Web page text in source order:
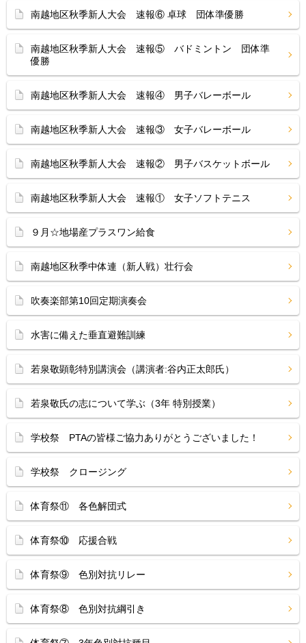
南越地区秋季新人大会 速報⑥ 卓球 団体準優勝
南越地区秋季新人大会 速報⑤ バドミントン 団体準
優勝
南越地区秋季新人大会 速報④ 男子バレーボール
南越地区秋季新人大会 速報③ 女子バレーボール
南越地区秋季新人大会 速報② 男子バスケットボール
南越地区秋季新人大会 速報① 女子ソフトテニス
９月☆地場産プラスワン給食
南越地区秋季中体連（新人戦）壮行会
吹奏楽部第10回定期演奏会
水害に備えた垂直避難訓練
若泉敬顕彰特別講演会（講演者:谷内正太郎氏）
若泉敬氏の志について学ぶ（3年 特別授業）
学校祭 PTAの皆様ご協力ありがとうございました！
学校祭 クロージング
体育祭⑪ 各色解団式
体育祭⑩ 応援合戦
体育祭⑨ 色別対抗リレー
体育祭⑧ 色別対抗綱引き